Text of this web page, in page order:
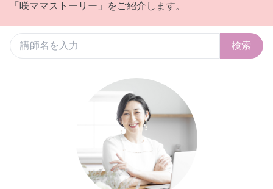
「咲ママストーリー」をご紹介します。
検索